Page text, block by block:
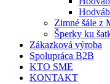
Zimné šále z
Šperky ku
Zákazková výroba
Spolupráca B2B
KTO SME
KONTAKT